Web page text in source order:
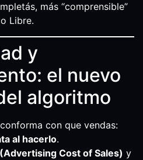
más “comprensible”
Libre.
y
el nuevo
algoritmo
con que vendas:
al hacerlo.
Cost of Sales) y